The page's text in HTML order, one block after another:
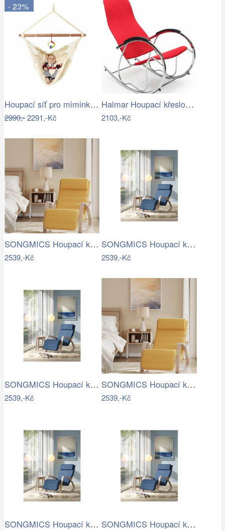
- 23%
Houpací síť pro miminka La Siesta…
2990,-2291,-Kč
Halmar Houpací křeslo Ben 2 - černé
2103,-Kč
SONGMICS Houpací křeslo polstrované…
2539,-Kč
SONGMICS Houpací křeslo polstrované…
2539,-Kč
SONGMICS Houpací křeslo polstrované…
2539,-Kč
SONGMICS Houpací křeslo polstrované…
2539,-Kč
SONGMICS Houpací křeslo polstrované… SONGMICS Houpací křeslo polstrované…